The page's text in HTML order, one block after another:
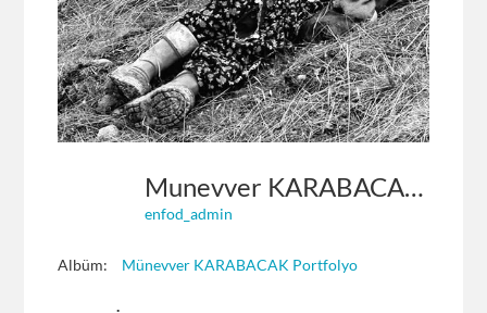
Munevver KARABACAK 15
enfod_admin
Albüm: Münevver KARABACAK Portfolyo